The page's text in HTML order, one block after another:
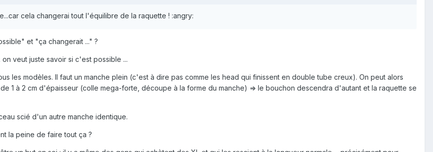
cela changerai tout l'équilibre de la raquette ! :angry:
et "ça changerait ..." ?
veut juste savoir si c'est possible ...
les modèles. Il faut un manche plein (c'est à dire pas comme les head qui finissent en double tube creux). On peut alors
1 à 2 cm d'épaisseur (colle mega-forte, découpe à la forme du manche) => le bouchon descendra d'autant et la raquette se
scié d'un autre manche identique.
la peine de faire tout ça ?